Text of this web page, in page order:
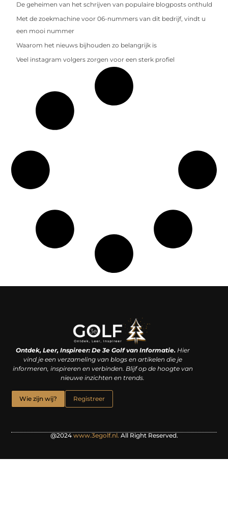
De geheimen van het schrijven van populaire blogposts onthuld
Met de zoekmachine voor 06-nummers van dit bedrijf, vindt u
een mooi nummer
Waarom het nieuws bijhouden zo belangrijk is
Veel instagram volgers zorgen voor een sterk profiel
Ontdek, Leer, Inspireer: De 3e Golf van Informatie.Hier
vind je een verzameling van blogs en artikelen die je
informeren, inspireren en verbinden. Blijf op de hoogte van
nieuwe inzichten en trends.
Wie zijn wij? Registreer
@2024 www.3egolf.nl. All Right Reserved.